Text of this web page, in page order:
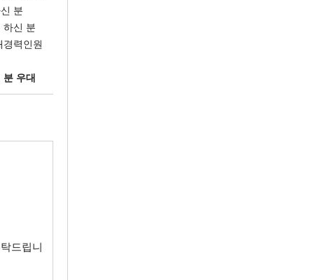
분
하신 분
경력인원
우대
드립니